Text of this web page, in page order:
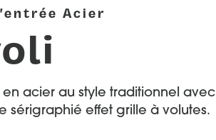
Acier
en acier au style traditionnel avec
sérigraphié effet grille à volutes.